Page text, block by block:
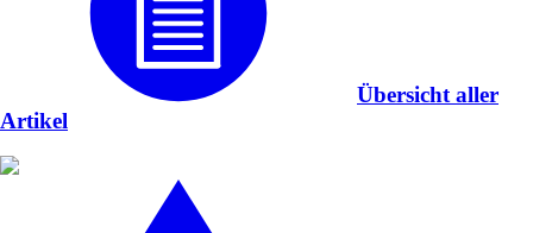
Übersicht aller
Artikel